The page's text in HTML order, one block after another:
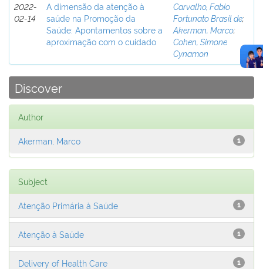
2022-
02-14
A dimensão da atenção à
saúde na Promoção da
Saúde: Apontamentos sobre a
aproximação com o cuidado
Carvalho, Fabio
Fortunato Brasil de;
Akerman, Marco;
Cohen, Simone
Cynamon
Discover
Author
1
Akerman, Marco
Subject
1
Atenção Primária à Saúde
1
Atenção à Saúde
1
Delivery of Health Care